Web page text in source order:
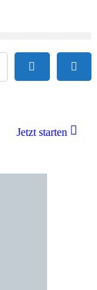
Jetzt starten